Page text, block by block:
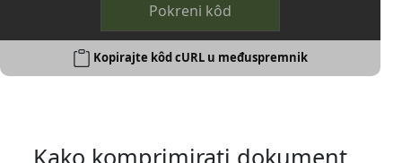
Pokreni kôd
Kopirajte kôd cURL u međuspremnik